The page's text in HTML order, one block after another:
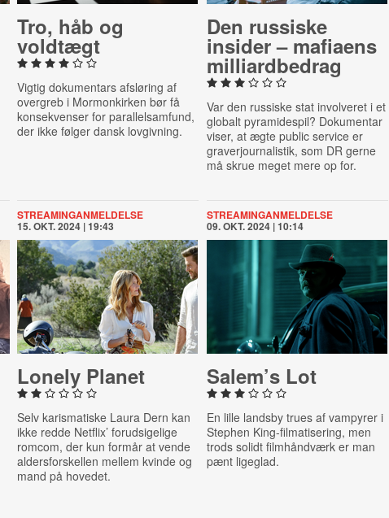
Tro, håb og
voldtægt
Vigtig dokumentars afsløring af
overgreb i Mormonkirken bør få
konsekvenser for parallelsamfund,
der ikke følger dansk lovgivning.
Den russiske
insider – mafiaens
mil­li­ard­bed­rag
Var den russiske stat involveret i et
globalt pyramidespil? Dokumentar
viser, at ægte public service er
graverjournalistik, som DR gerne
må skrue meget mere op for.
STREAMINGANMELDELSE
15. OKT. 2024 | 19:43
Lonely Planet
Selv karismatiske Laura Dern kan
ikke redde Netflix’ forudsigelige
romcom, der kun formår at vende
aldersforskellen mellem kvinde og
mand på hovedet.
STREAMINGANMELDELSE
09. OKT. 2024 | 10:14
Salem’s Lot
En lille landsby trues af vampyrer i
Stephen King-filmatisering, men
trods solidt filmhåndværk er man
pænt ligeglad.